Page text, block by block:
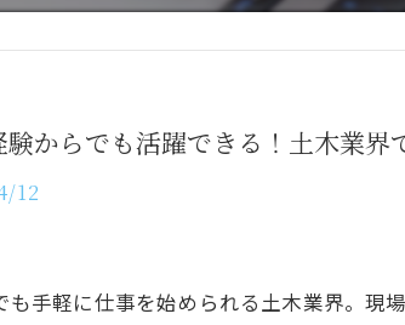
験からでも活躍できる！土木業界
12
も手軽に仕事を始められる土木業界。現